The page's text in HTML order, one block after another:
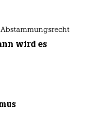
wird es